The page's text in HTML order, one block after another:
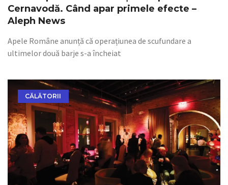
Cernavodă. Când apar primele efecte –
Aleph News
Apele Române anunță că operațiunea de scufundare a
ultimelor două barje s-a încheiat
CĂLĂTORII